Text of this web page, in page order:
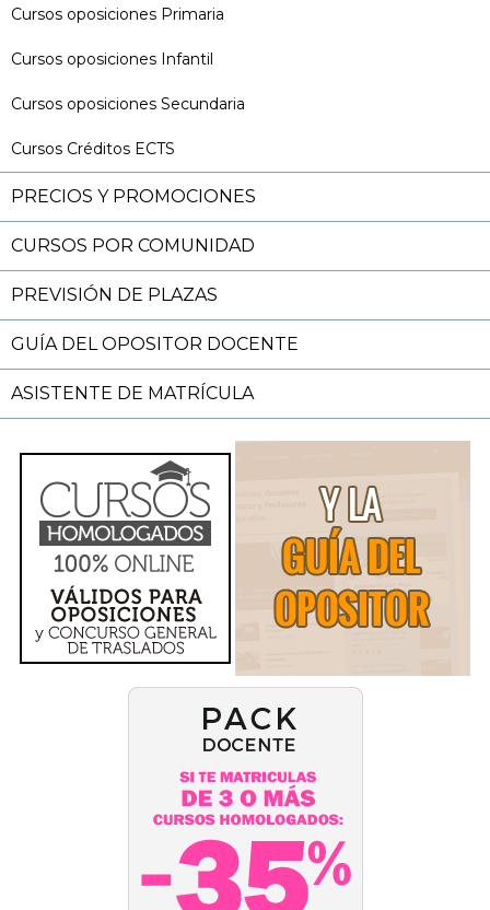
Cursos oposiciones Primaria
Cursos oposiciones Infantil
Cursos oposiciones Secundaria
Cursos Créditos ECTS
PRECIOS Y PROMOCIONES
CURSOS POR COMUNIDAD
PREVISIÓN DE PLAZAS
GUÍA DEL OPOSITOR DOCENTE
ASISTENTE DE MATRÍCULA